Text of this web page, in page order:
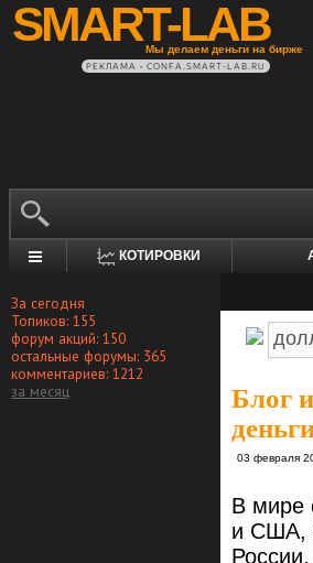
SMART-LAB
Мы делаем деньги на бирже
РЕКЛАМА • CONFA.SMART-LAB.RU
КОТИРОВКИ
За сегодня
Топиков: 155
форум акций: 150
остальные форумы: 365
комментариев: 1212
за месяц
Блог
03 февраля
В мире
и США,